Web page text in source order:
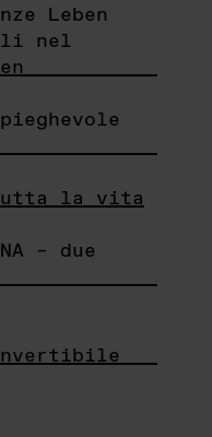
Leben
nel
tutta la vita
– due